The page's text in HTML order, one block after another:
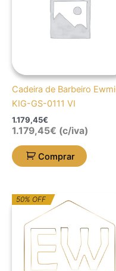
Cadeira de Barbeiro
KIG-GS-0111 VI
1.179,45€
1.179,45€ (c/iva)
Comprar
50% OFF
O
preço
original
era:
70,00€.
O
preço
atual
é:
35,00€.